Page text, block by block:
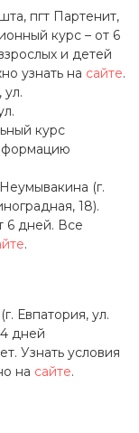
пгт Партенит,
курс – от 6
и детей
узнать на сайте.
ул.
курс
(г.
18).
6 дней. Все
.
Евпатория, ул.
дней
Узнать условия
на сайте.